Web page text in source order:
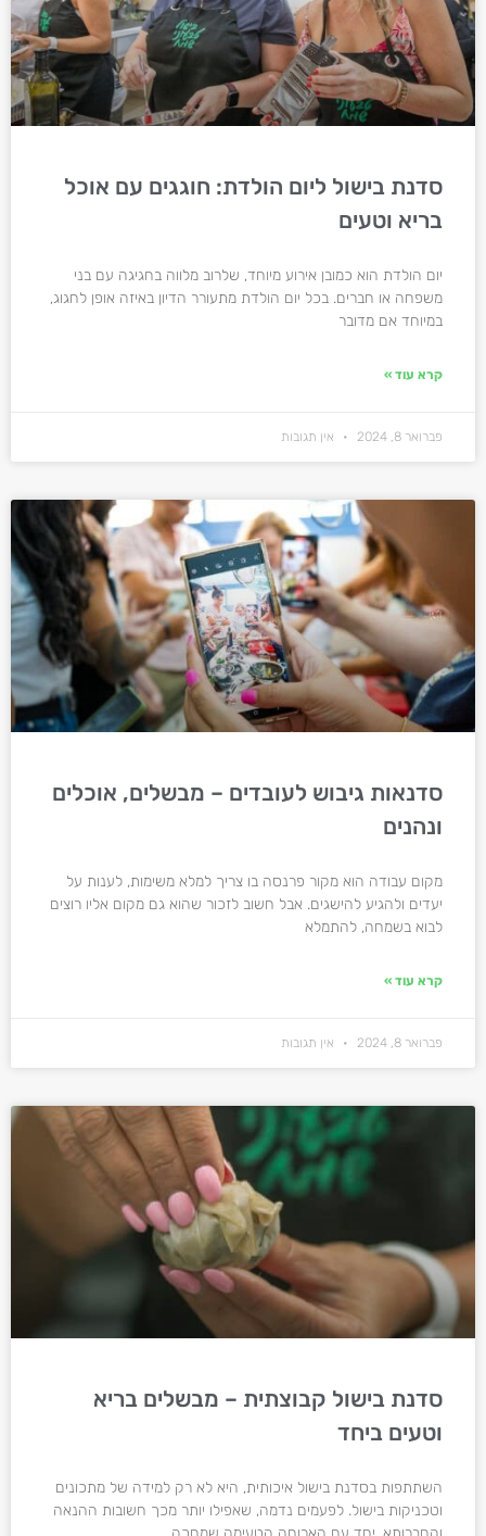
סדנת בישול ליום הולדת: חוגגים עם אוכל
בריא וטעים
יום הולדת הוא כמובן אירוע מיוחד, שלרוב מלווה בחגיגה עם בני
משפחה או חברים. בכל יום הולדת מתעורר הדיון באיזה אופן לחגוג,
במיוחד אם מדובר
קרא עוד »
פברואר 8, 2024 אין תגובות
סדנאות גיבוש לעובדים – מבשלים, אוכלים
ונהנים
מקום עבודה הוא מקור פרנסה בו צריך למלא משימות, לענות על
יעדים ולהגיע להישגים. אבל חשוב לזכור שהוא גם מקום אליו רוצים
לבוא בשמחה, להתמלא
קרא עוד »
פברואר 8, 2024 אין תגובות
סדנת בישול קבוצתית – מבשלים בריא
וטעים ביחד
השתתפות בסדנת בישול איכותית, היא לא רק למידה של מתכונים
וטכניקות בישול. לפעמים נדמה, שאפילו יותר מכך חשובות ההנאה